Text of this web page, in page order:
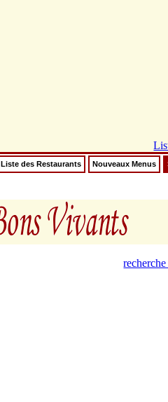
Liste des Restaurants Nouveaux Menus